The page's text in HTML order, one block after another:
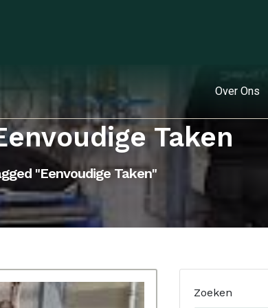
Over Ons
Taken
"eenvoudige Taken"
Zoeken